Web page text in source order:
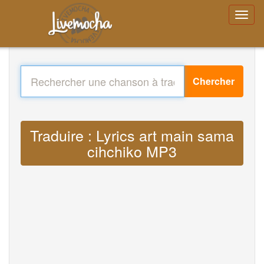
Chercher
Traduire : Lyrics art main sama
cihchiko MP3